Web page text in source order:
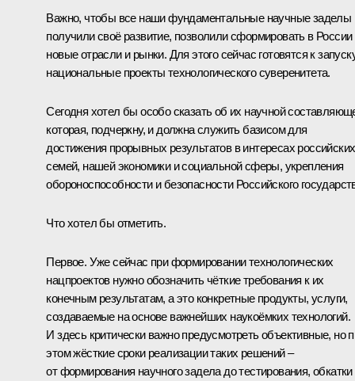
Важно, чтобы все наши фундаментальные научные заделы
получили своё развитие, позволили сформировать в России
новые отрасли и рынки. Для этого сейчас готовятся к
национальные проекты технологического суверенитета.
Сегодня хотел бы особо сказать об их научной
которая, подчеркну, и должна служить базисом для
достижения прорывных результатов в интересах российских
семей, нашей экономики и социальной сферы, укрепления
обороноспособности и безопасности Российского
Что хотел бы отметить.
Первое. Уже сейчас при формировании технологических
нацпроектов нужно обозначить чёткие требования к их
конечным результатам, а это конкретные продукты, услуги,
создаваемые на основе важнейших наукоёмких технологий.
И здесь критически важно предусмотреть объективные, но
этом жёсткие сроки реализации таких решений –
от формирования научного задела до тестирования, обкатки